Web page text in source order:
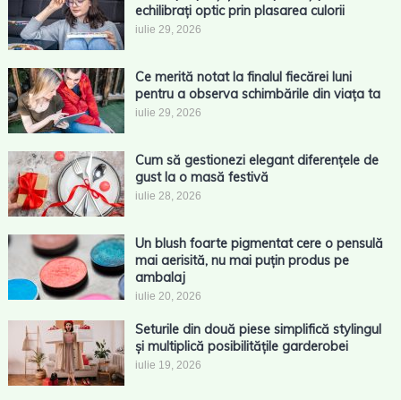
echilibrați optic prin plasarea culorii
iulie 29, 2026
Ce merită notat la finalul fiecărei luni
pentru a observa schimbările din viața ta
iulie 29, 2026
Cum să gestionezi elegant diferențele de
gust la o masă festivă
iulie 28, 2026
Un blush foarte pigmentat cere o pensulă
mai aerisită, nu mai puțin produs pe
ambalaj
iulie 20, 2026
Seturile din două piese simplifică stylingul
și multiplică posibilitățile garderobei
iulie 19, 2026